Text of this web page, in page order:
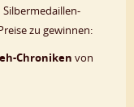
zu gewinnen:
Chroniken von